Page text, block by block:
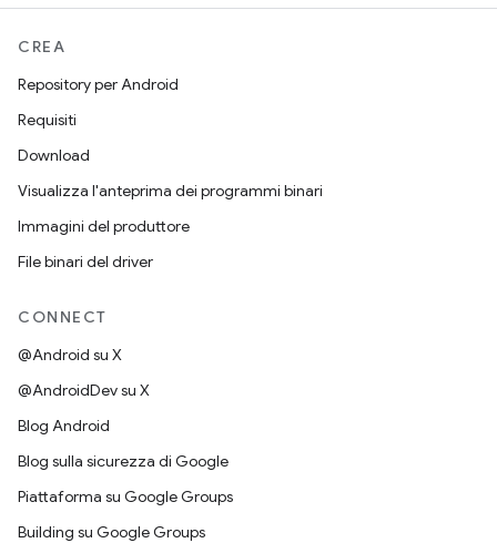
CREA
Repository per Android
Requisiti
Download
Visualizza l'anteprima dei programmi binari
Immagini del produttore
File binari del driver
CONNECT
@Android su X
@AndroidDev su X
Blog Android
Blog sulla sicurezza di Google
Piattaforma su Google Groups
Building su Google Groups